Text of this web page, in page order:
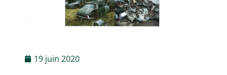
19 juin 2020